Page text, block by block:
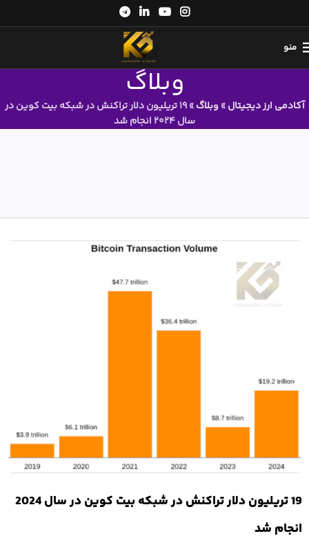
منو
وبلاگ
آکادمی ارز دیجیتال» وبلاگ»
19 تریلیون دلار تراکنش در شبکه بیت کوین در
سال 2024 انجام شد
19 تریلیون دلار تراکنش در شبکه بیت کوین در سال 2024
انجام شد